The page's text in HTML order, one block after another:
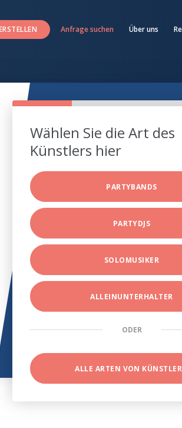
Anfrage suchen Über uns
Wählen Sie die Art des
Künstlers hier
PARTYBANDS
PARTYDJS
SOLOMUSIKER
ALLEINUNTERHALTER
ODER
ALLE ARTEN VON